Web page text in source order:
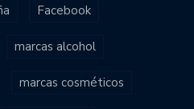
Facebook
marcas alcohol
marcas cosméticos